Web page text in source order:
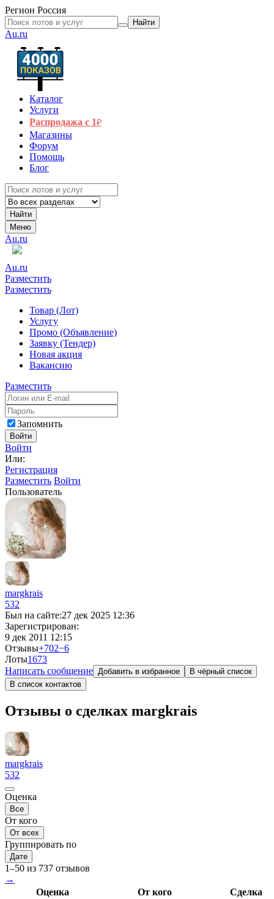
Регион Россия
Найти
Au.ru
Каталог
Услуги
Распродажа с 1₽
Магазины
Форум
Помощь
Блог
Найти
Меню
Au.ru
Au.ru
Разместить
Разместить
Товар (Лот)
Услугу
Промо (Объявление)
Заявку (Тендер)
Новая акция
Вакансию
Разместить
Запомнить
Войти
Войти
Или:
Регистрация
Разместить Войти
Пользователь
margkrais
532
Был на сайте:27 дек 2025 12:36
Зарегистрирован:
9 дек 2011 12:15
Отзывы+702−6
Лоты1673
Написать сообщение Добавить в избранное
В чёрный список
В список контактов
Отзывы о сделках margkrais
margkrais
532
Оценка
Все
От кого
От всех
Группировать по
Дате
1–50 из 737 отзывов
→
Оценка
От кого Сделка